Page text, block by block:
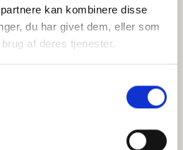
kan kombinere disse
du har givet dem, eller som
af deres tjenester.
af mine personoplysninger i